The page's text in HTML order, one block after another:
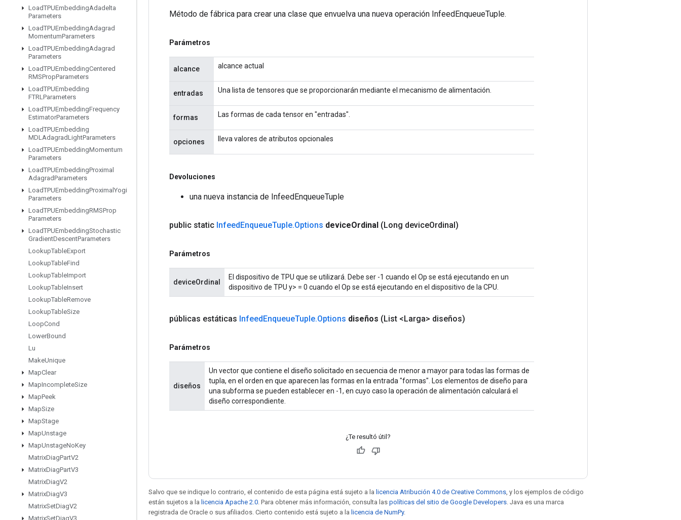
LoadTPUEmbeddingAdadelta
Parameters
LoadTPUEmbeddingAdagrad
MomentumParameters
LoadTPUEmbeddingAdagrad
Parameters
LoadTPUEmbeddingCentered
RMSPropParameters
LoadTPUEmbedding
FTRLParameters
LoadTPUEmbeddingFrequency
EstimatorParameters
LoadTPUEmbedding
MDLAdagradLightParameters
LoadTPUEmbeddingMomentum
Parameters
LoadTPUEmbeddingProximal
AdagradParameters
LoadTPUEmbeddingProximal Yogi
Parameters
LoadTPUEmbeddingRMSProp
Parameters
LoadTPUEmbeddingStochastic
GradientDescentParameters
LookupTableExport
LookupTableFind
LookupTableImport
LookupTableInsert
LookupTableRemove
LookupTableSize
LoopCond
LowerBound
Lu
MakeUnique
MapClear
MapIncompleteSize
MapPeek
MapSize
MapStage
MapUnstage
MapUnstageNoKey
MatrixDiagPartV2
MatrixDiagPartV3
MatrixDiagV2
MatrixDiagV3
MatrixSetDiagV2
MatrixSetDiagV3
Método de fábrica para crear una clase que envuelva una nueva operación InfeedEnqueueTuple.
Parámetros
alcance alcance actual
entradas Una lista de tensores que se proporcionarán mediante el mecanismo de alimentación.
formas Las formas de cada tensor en "entradas".
opciones lleva valores de atributos opcionales
Devoluciones
una nueva instancia de InfeedEnqueueTuple
public static InfeedEnqueueTuple.Options deviceOrdinal (Long deviceOrdinal)
Parámetros
deviceOrdinal
El dispositivo de TPU que se utilizará. Debe ser -1 cuando el Op se está ejecutando en un
dispositivo de TPU y> = 0 cuando el Op se está ejecutando en el dispositivo de la CPU.
públicas estáticas InfeedEnqueueTuple.Options diseños (List <Larga> diseños)
Parámetros
diseños
Un vector que contiene el diseño solicitado en secuencia de menor a mayor para todas las formas de
tupla, en el orden en que aparecen las formas en la entrada "formas". Los elementos de diseño para
una subforma se pueden establecer en -1, en cuyo caso la operación de alimentación calculará el
diseño correspondiente.
¿Te resultó útil?
Salvo que se indique lo contrario, el contenido de esta página está sujeto a la licencia Atribución 4.0 de Creative Commons , y los ejemplos de código
están sujetos a la licencia Apache 2.0 . Para obtener más información, consulta las políticas del sitio de Google Developers . Java es una marca
registrada de Oracle o sus afiliados. Cierto contenido está sujeto a la licencia de NumPy.